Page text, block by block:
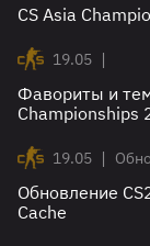
CS Asia
19.05 |
Фавориты и
Championships
19.05 |
Обновление
Cache